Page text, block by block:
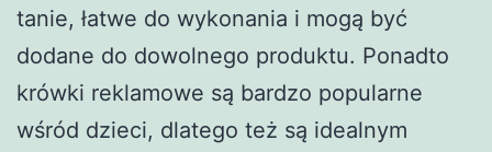
tanie, łatwe do wykonania i mogą być
dodane do dowolnego produktu. Ponadto
krówki reklamowe są bardzo popularne
wśród dzieci, dlatego też są idealnym